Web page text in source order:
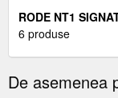
RODE NT1
MICROFON CU
6 produse
De asemenea